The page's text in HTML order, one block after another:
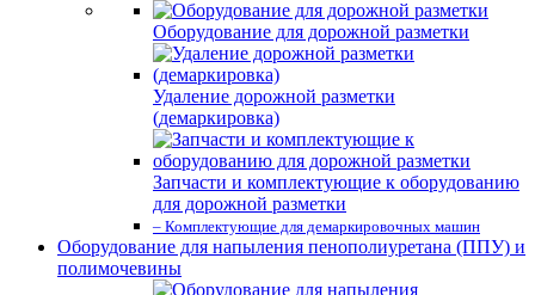
Оборудование для дорожной разметки
Удаление дорожной разметки
(демаркировка)
Запчасти и комплектующие к оборудованию
для дорожной разметки
– Комплектующие для демаркировочных машин
Оборудование для напыления пенополиуретана (ППУ) и
полимочевины